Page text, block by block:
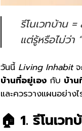
รีโนเวทบ้าน
แต่รู้หรือไม่ว่
วันนี้ Living Inhabitจ
บ้านที่อยู่เอง กับ บ้าน
และควรวางแผนอย่าง
🏠 1. รีโนเว